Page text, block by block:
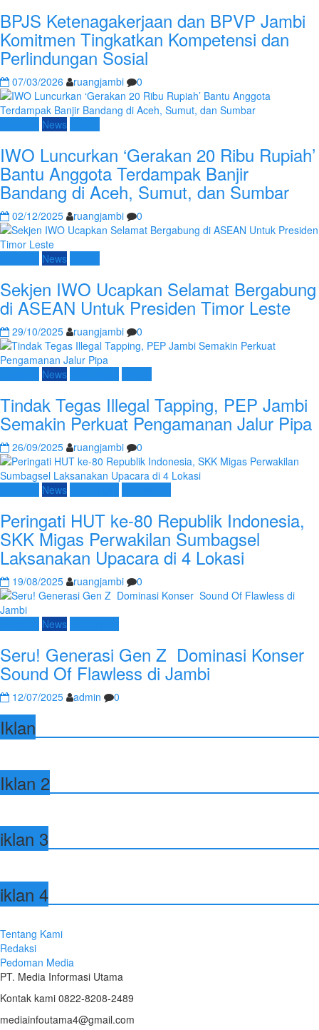
BPJS Ketenagakerjaan dan BPVP Jambi
Komitmen Tingkatkan Kompetensi dan
Perlindungan Sosial
07/03/2026 ruangjambi 0
News
IWO Luncurkan ‘Gerakan 20 Ribu Rupiah’
Bantu Anggota Terdampak Banjir
Bandang di Aceh, Sumut, dan Sumbar
02/12/2025 ruangjambi 0
News
Sekjen IWO Ucapkan Selamat Bergabung
di ASEAN Untuk Presiden Timor Leste
29/10/2025 ruangjambi 0
News
Tindak Tegas Illegal Tapping, PEP Jambi
Semakin Perkuat Pengamanan Jalur Pipa
26/09/2025 ruangjambi 0
News
Peringati HUT ke-80 Republik Indonesia,
SKK Migas Perwakilan Sumbagsel
Laksanakan Upacara di 4 Lokasi
19/08/2025 ruangjambi 0
News
Seru! Generasi Gen Z Dominasi Konser
Sound Of Flawless di Jambi
12/07/2025 admin 0
Iklan
Iklan 2
iklan 3
iklan 4
Tentang Kami
Redaksi
Pedoman Media
PT. Media Informasi Utama
Kontak kami 0822-8208-2489
mediainfoutama4@gmail.com